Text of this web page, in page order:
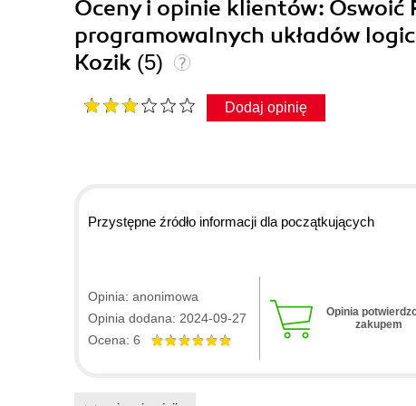
Oceny i opinie klientów: Oswoić
programowalnych układów
Kozik (5)
Dodaj opinię
Przystępne źródło informacji dla początkujących
Opinia: anonimowa
Opinia dodana: 2024-09-27
Ocena: 6
Opinia
zakupem